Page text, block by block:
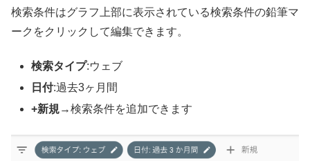
検索条件はグラフ上部に表示されている検索条件の鉛筆マ
ークをクリックして編集できます。
検索タイプ:ウェブ
日付:過去3ヶ月間
+新規→検索条件を追加できます